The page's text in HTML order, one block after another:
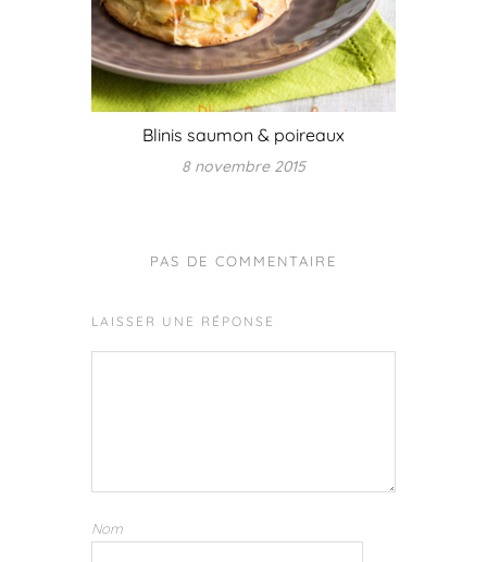
Blinis saumon & poireaux
8 novembre 2015
PAS DE COMMENTAIRE
LAISSER UNE RÉPONSE
Nom